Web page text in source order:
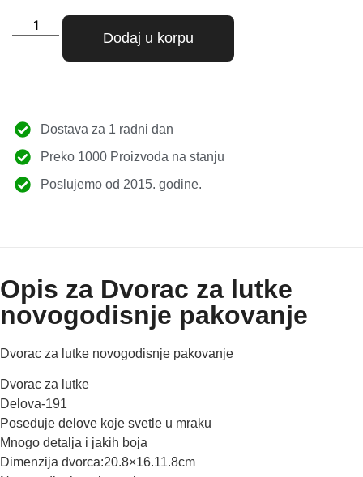
Dodaj u korpu
Dostava za 1 radni dan
Preko 1000 Proizvoda na stanju
Poslujemo od 2015. godine.
Opis za Dvorac za lutke
novogodisnje pakovanje
Dvorac za lutke novogodisnje pakovanje
Dvorac za lutke
Delova-191
Poseduje delove koje svetle u mraku
Mnogo detalja i jakih boja
Dimenzija dvorca:20.8×16.11.8cm